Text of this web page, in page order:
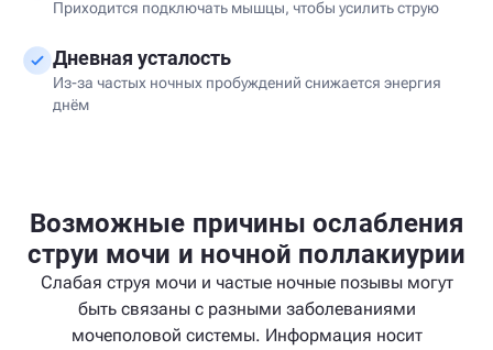
Приходится подключать мышцы, чтобы усилить струю
Дневная усталость
Из-за частых ночных пробуждений снижается энергия
днём
Возможные причины ослабления
струи мочи и ночной поллакиурии
Слабая струя мочи и частые ночные позывы могут
быть связаны с разными заболеваниями
мочеполовой системы. Информация носит